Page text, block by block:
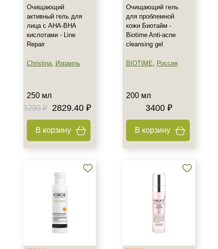
Веки
Декольте
Лицо
8 мл
10 мл
Показать еще
Ингредиенты
Время применения
Вечер
Очищающий
активный гель для
лица с AHA-BHA
кислотами - Line
Repair
Christina, Израиль
250 мл
3290 ₽
2829.40 ₽
В корзину
Очищающий гель
для проблемной
кожи Биотайм -
Biotime Anti-acne
cleansing gel
BIOTIME, Россия
200 мл
3400 ₽
В корзину